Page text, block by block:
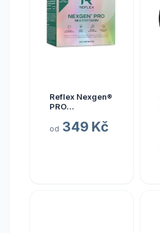
Reflex Nexgen®
PRO
NEW, 90 kapslí
od 349 Kč